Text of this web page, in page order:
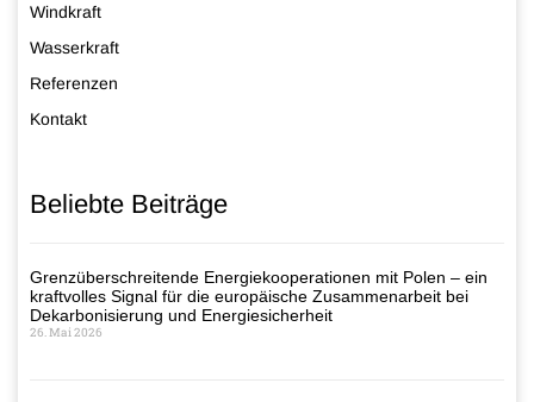
Windkraft
Wasserkraft
Referenzen
Kontakt
Beliebte Beiträge
Grenzüberschreitende Energiekooperationen mit Polen – ein
kraftvolles Signal für die europäische Zusammenarbeit bei
Dekarbonisierung und Energiesicherheit
26. Mai 2026